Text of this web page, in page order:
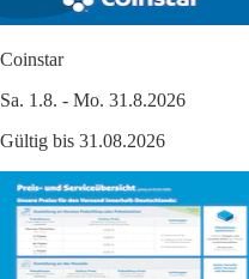
Coinstar
Sa. 1.8. - Mo. 31.8.2026
Gültig bis 31.08.2026